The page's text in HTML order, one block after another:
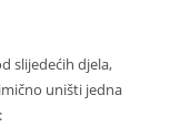
slijedećih djela,
uništi jedna